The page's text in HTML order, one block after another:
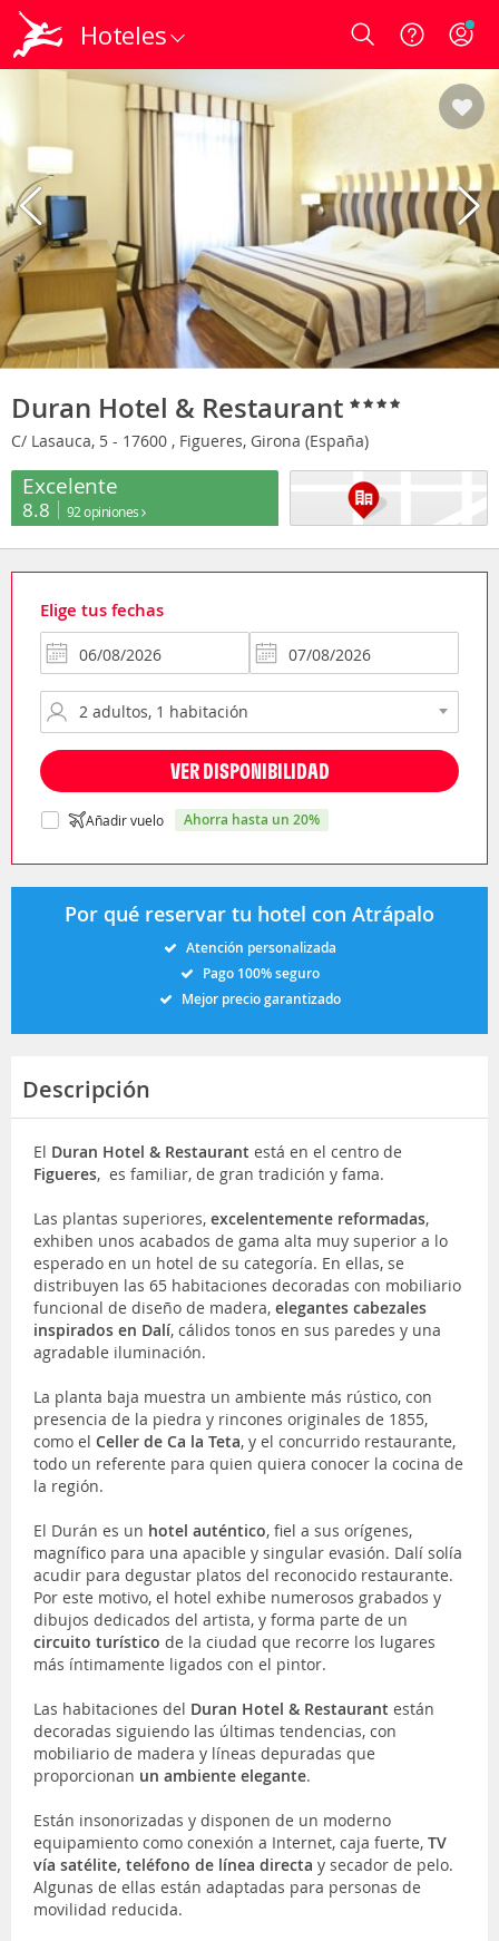
Hoteles Login
Duran Hotel & Restaurant
C/ Lasauca, 5 - 17600 , Figueres, Girona (España)
Excelente
8.8 92 opiniones
Elige tus fechas
VER DISPONIBILIDAD
Añadir vuelo ahorra hasta un 20%
Por qué reservar tu hotel con Atrápalo
Atención personalizada
Pago 100% seguro
Mejor precio garantizado
Descripción
El Duran Hotel & Restaurant está en el centro de
Figueres, es familiar, de gran tradición y fama.
Las plantas superiores, excelentemente reformadas,
exhiben unos acabados de gama alta muy superior a lo
esperado en un hotel de su categoría. En ellas, se
distribuyen las 65 habitaciones decoradas con mobiliario
funcional de diseño de madera, elegantes cabezales
inspirados en Dalí, cálidos tonos en sus paredes y una
agradable iluminación.
La planta baja muestra un ambiente más rústico, con
presencia de la piedra y rincones originales de 1855,
como el Celler de Ca la Teta, y el concurrido restaurante,
todo un referente para quien quiera conocer la cocina de
la región.
El Durán es un hotel auténtico, fiel a sus orígenes,
magnífico para una apacible y singular evasión. Dalí solía
acudir para degustar platos del reconocido restaurante.
Por este motivo, el hotel exhibe numerosos grabados y
dibujos dedicados del artista, y forma parte de un
circuito turístico de la ciudad que recorre los lugares
más íntimamente ligados con el pintor.
Las habitaciones del Duran Hotel & Restaurant están
decoradas siguiendo las últimas tendencias, con
mobiliario de madera y líneas depuradas que
proporcionan un ambiente elegante.
Están insonorizadas y disponen de un moderno
equipamiento como conexión a Internet, caja fuerte, TV
vía satélite, teléfono de línea directa y secador de pelo.
Algunas de ellas están adaptadas para personas de
movilidad reducida.